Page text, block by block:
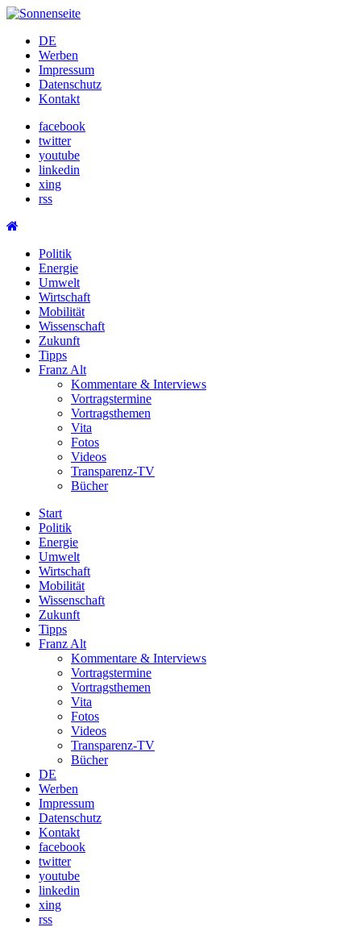
Skip
contentDE
Werben
Impressum
Datenschutz
Kontakt
facebook
twitter
youtube
linkedin
xing
rss
Politik
Energie
Umwelt
Wirtschaft
Mobilität
Wissenschaft
Zukunft
Tipps
Franz Alt
Kommentare & Interviews
Vortragstermine
Vortragsthemen
Vita
Fotos
Videos
Transparenz-TV
Bücher
Start
Politik
Energie
Umwelt
Wirtschaft
Mobilität
Wissenschaft
Zukunft
Tipps
Franz Alt
Kommentare & Interviews
Vortragstermine
Vortragsthemen
Vita
Fotos
Videos
Transparenz-TV
Bücher
DE
Werben
Impressum
Datenschutz
Kontakt
facebook
twitter
youtube
linkedin
xing
rss